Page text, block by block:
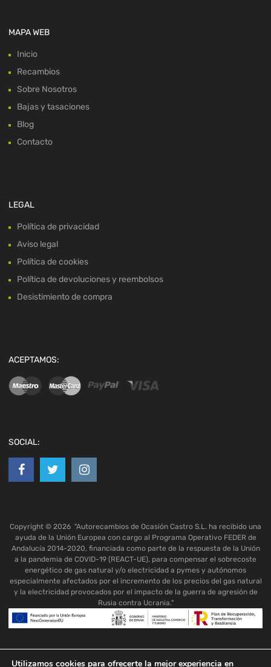
MAPA WEB
Inicio
Recambios
Sobre Nosotros
Bajas y tasaciones
Blog
Contacto
LEGAL
Política de privacidad
Aviso legal
Política de cookies
Política de devoluciones y reembolsos
Desistimiento de compra
ACEPTAMOS:
SOCIAL:
Copyright © 2026 "Autorecambios de Ocasión Castro S.L. ha recibido una
ayuda de la Unión Europea con cargo al Programa Operativo FEDER de
Andalucía 2014-2020, financiada como parte de la respuesta de la Unión
a la pandemia de COVID-19 (REACT-UE), para compensar el sobrecoste
energético de gas natural y/o electricidad a pymes y autónomos
especialmente afectados por el incremento de los precios del gas natural
y la electricidad provocados por el impacto de la guerra de agresión de
Rusia contra Ucrania."
Utilizamos cookies para ofrecerte la mejor experiencia en